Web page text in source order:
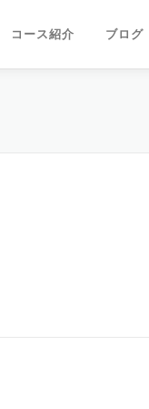
コース紹介 ブログ